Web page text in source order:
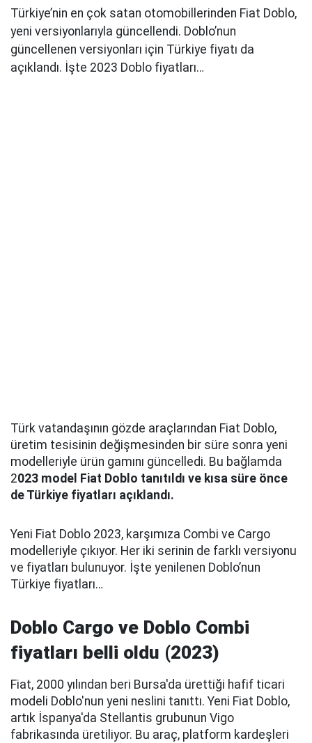
Türkiye’nin en çok satan otomobillerinden Fiat Doblo,
yeni versiyonlarıyla güncellendi. Doblo’nun
güncellenen versiyonları için Türkiye fiyatı da
açıklandı. İşte 2023 Doblo fiyatları…
Türk vatandaşının gözde araçlarından Fiat Doblo,
üretim tesisinin değişmesinden bir süre sonra yeni
modelleriyle ürün gamını güncelledi. Bu bağlamda
2023 model Fiat Doblo tanıtıldı ve kısa süre önce
de Türkiye fiyatları açıklandı.
Yeni Fiat Doblo 2023, karşımıza Combi ve Cargo
modelleriyle çıkıyor. Her iki serinin de farklı versiyonu
ve fiyatları bulunuyor. İşte yenilenen Doblo’nun
Türkiye fiyatları…
Doblo Cargo ve Doblo Combi
fiyatları belli oldu (2023)
Fiat, 2000 yılından beri Bursa'da ürettiği hafif ticari
modeli Doblo'nun yeni neslini tanıttı. Yeni Fiat Doblo,
artık İspanya'da Stellantis grubunun Vigo
fabrikasında üretiliyor. Bu araç, platform kardeşleri